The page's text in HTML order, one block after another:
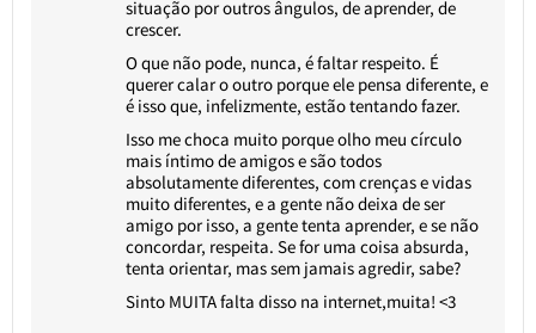
situação por outros ângulos, de aprender, de
crescer.
O que não pode, nunca, é faltar respeito. É
querer calar o outro porque ele pensa diferente, e
é isso que, infelizmente, estão tentando fazer.
Isso me choca muito porque olho meu círculo
mais íntimo de amigos e são todos
absolutamente diferentes, com crenças e vidas
muito diferentes, e a gente não deixa de ser
amigo por isso, a gente tenta aprender, e se não
concordar, respeita. Se for uma coisa absurda,
tenta orientar, mas sem jamais agredir, sabe?
Sinto MUITA falta disso na internet,muita! <3